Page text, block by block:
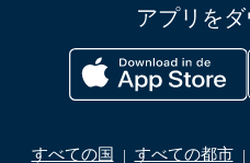
アプリを
すべての国 | すべての都市 |